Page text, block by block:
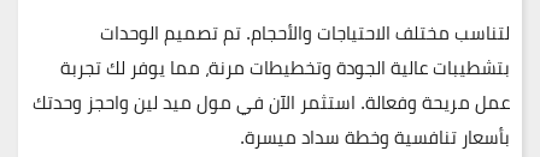
لتناسب مختلف الاحتياجات والأحجام. تم تصميم الوحدات
بتشطيبات عالية الجودة وتخطيطات مرنة، مما يوفر لك تجربة
عمل مريحة وفعالة. استثمر الآن في مول ميد لين واحجز وحدتك
بأسعار تنافسية وخطة سداد ميسرة.